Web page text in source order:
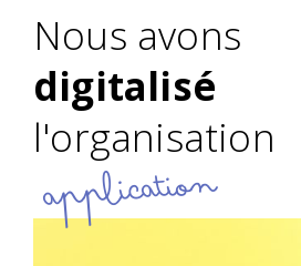
Nous avons
digitalisé
l'organisation
application